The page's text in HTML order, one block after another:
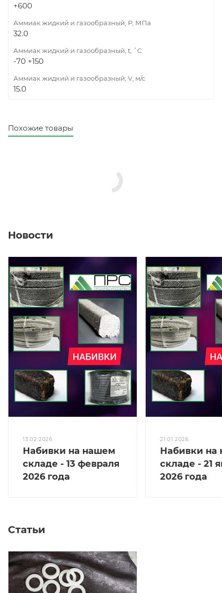
+600
Аммиак жидкий и газообразный, Р, МПа
32.0
Аммиак жидкий и газообразный, t, ˚C
-70 +150
Аммиак жидкий и газообразный, V, м/с
15.0
Похожие товары
Новости
13.02.2026
Набивки на нашем
складе - 13 февраля
2026 года
21.01.2026
Набивки на
складе - 21
2026 года
Статьи